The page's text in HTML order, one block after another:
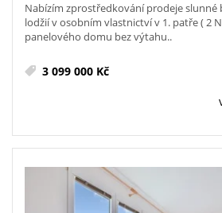
Nabízím zprostředkování prodeje slunné
lodžií v osobním vlastnictví v 1. patře ( 2
panelového domu bez výtahu..
3 099 000 Kč